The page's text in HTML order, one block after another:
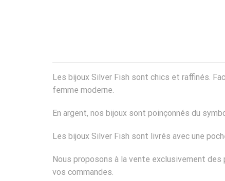
Les bijoux Silver Fish sont chics et raffinés.
femme moderne.
En argent, nos bijoux sont poinçonnés du
Les bijoux Silver Fish sont livrés avec une
Nous proposons à la vente exclusivement
vos commandes.